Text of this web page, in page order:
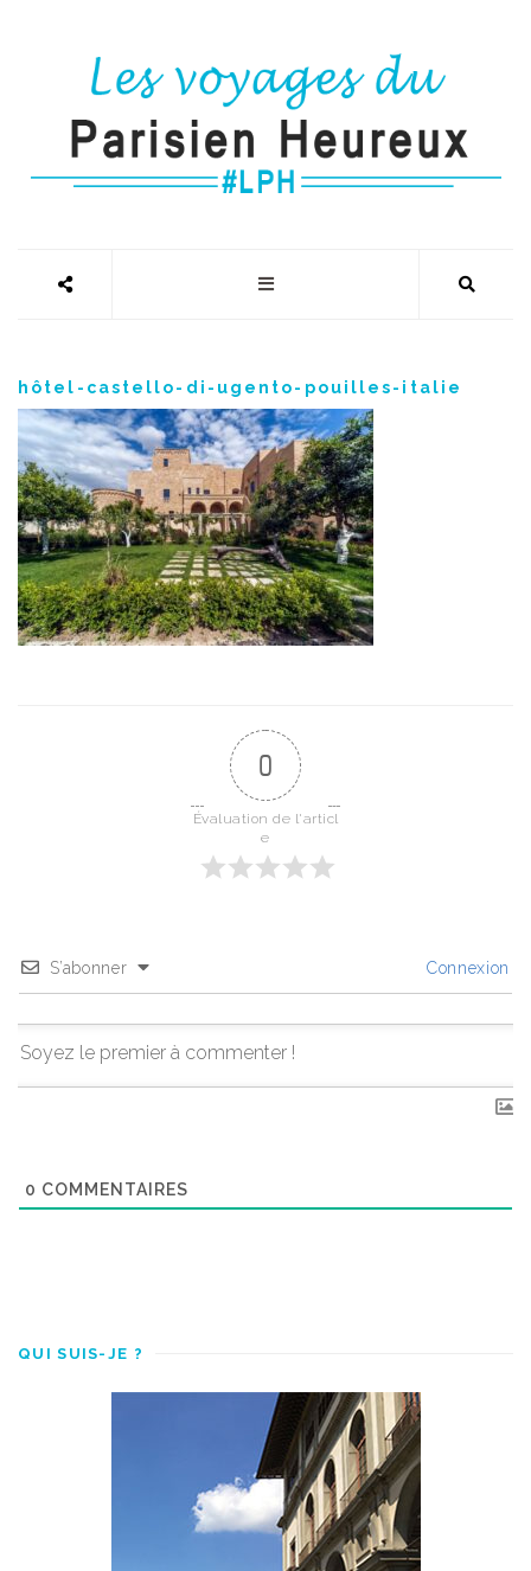
hôtel-castello-di-ugento-pouilles-italie
0
Évaluation de l'articl
e
S’abonner Connexion
0 COMMENTAIRES
QUI SUIS-JE ?